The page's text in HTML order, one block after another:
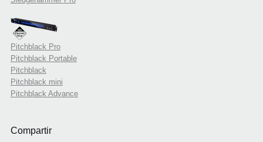
Pitchblack Pro
Pitchblack Portable
Pitchblack
Pitchblack mini
Pitchblack Advance
Compartir